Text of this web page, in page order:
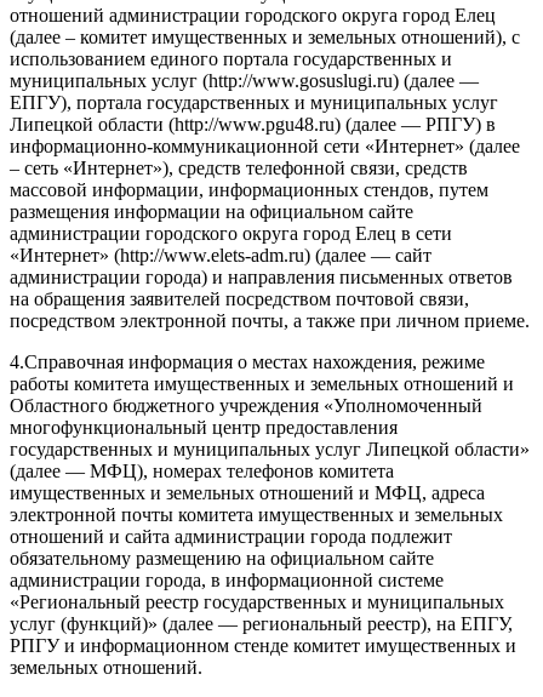
отношений администрации городского округа город Елец
(далее – комитет имущественных и земельных отношений), с
использованием единого портала государственных и
муниципальных услуг (http://www.gosuslugi.ru) (далее —
ЕПГУ), портала государственных и муниципальных услуг
Липецкой области (http://www.pgu48.ru) (далее — РПГУ) в
информационно-коммуникационной сети «Интернет» (далее
– сеть «Интернет»), средств телефонной связи, средств
массовой информации, информационных стендов, путем
размещения информации на официальном сайте
администрации городского округа город Елец в сети
«Интернет» (http://www.elets-adm.ru) (далее — сайт
администрации города) и направления письменных ответов
на обращения заявителей посредством почтовой связи,
посредством электронной почты, а также при личном приеме.
4.Справочная информация о местах нахождения, режиме
работы комитета имущественных и земельных отношений и
Областного бюджетного учреждения «Уполномоченный
многофункциональный центр предоставления
государственных и муниципальных услуг Липецкой области»
(далее — МФЦ), номерах телефонов комитета
имущественных и земельных отношений и МФЦ, адреса
электронной почты комитета имущественных и земельных
отношений и сайта администрации города подлежит
обязательному размещению на официальном сайте
администрации города, в информационной системе
«Региональный реестр государственных и муниципальных
услуг (функций)» (далее — региональный реестр), на ЕПГУ,
РПГУ и информационном стенде комитет имущественных и
земельных отношений.